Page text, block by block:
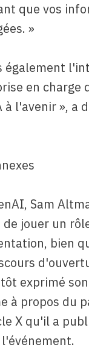
que vos
»
également
en charge
à l'avenir », a
Sam
de jouer un
bien
exprimé son
à propos du
X qu'il a